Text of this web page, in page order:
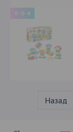
0-0-4
Назад